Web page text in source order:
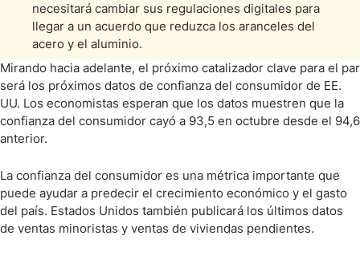
necesitará cambiar sus regulaciones digitales para
llegar a un acuerdo que reduzca los aranceles del
acero y el aluminio.
Mirando hacia adelante, el próximo catalizador clave para el par
será los próximos datos de confianza del consumidor de EE.
UU. Los economistas esperan que los datos muestren que la
confianza del consumidor cayó a 93,5 en octubre desde el 94,6
anterior.
La confianza del consumidor es una métrica importante que
puede ayudar a predecir el crecimiento económico y el gasto
del país. Estados Unidos también publicará los últimos datos
de ventas minoristas y ventas de viviendas pendientes.